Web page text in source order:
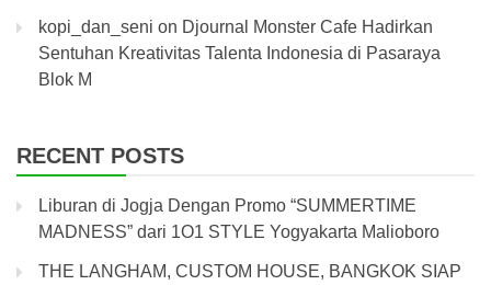
kopi_dan_seni on Djournal Monster Cafe Hadirkan
Sentuhan Kreativitas Talenta Indonesia di Pasaraya
Blok M
RECENT POSTS
Liburan di Jogja Dengan Promo “SUMMERTIME
MADNESS” dari 1O1 STYLE Yogyakarta Malioboro
THE LANGHAM, CUSTOM HOUSE, BANGKOK SIAP